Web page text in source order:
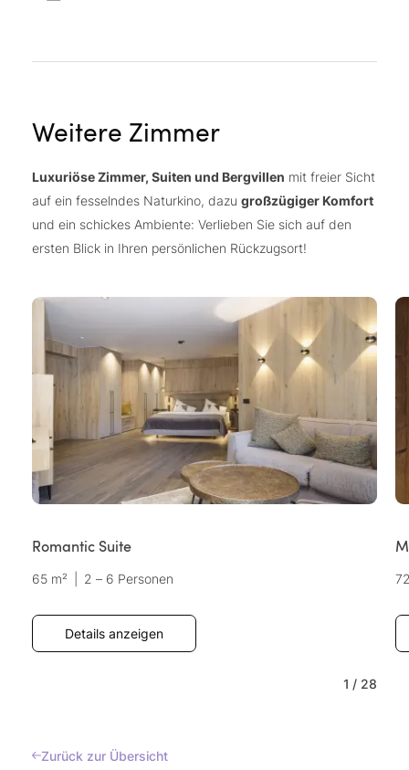
Weitere Zimmer
Luxuriöse Zimmer, Suiten und Bergvillen mit freier Sicht
auf ein fesselndes Naturkino, dazu großzügiger Komfort
und ein schickes Ambiente: Verlieben Sie sich auf den
ersten Blick in Ihren persönlichen Rückzugsort!
Romantic Suite
65 m² 2 – 6 Personen
Details anzeigen
1 / 28
Zurück zur Übersicht